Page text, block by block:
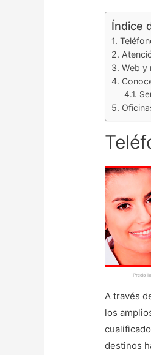
Índice
Web y
A través
los
destinos